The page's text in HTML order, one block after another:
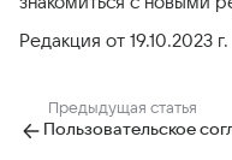
Редакция от 19.10.2023 г.
Предыдущая статья